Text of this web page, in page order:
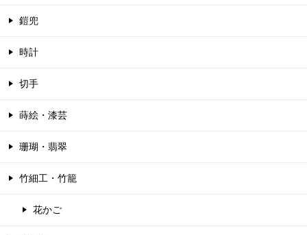
鎧兜
時計
切手
蒔絵・漆芸
珊瑚・翡翠
竹細工・竹籠
花かご